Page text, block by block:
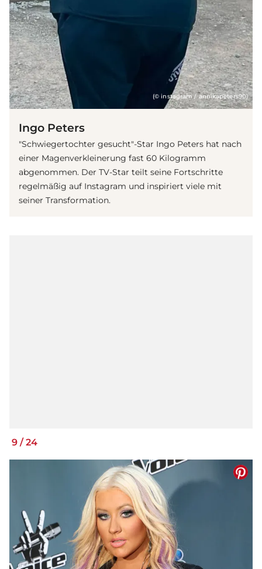
(© instagram / annikapeters90)
Ingo Peters
"Schwiegertochter gesucht"-Star Ingo Peters hat nach
einer Magenverkleinerung fast 60 Kilogramm
abgenommen. Der TV-Star teilt seine Fortschritte
regelmäßig auf Instagram und inspiriert viele mit
seiner Transformation.
9 /24